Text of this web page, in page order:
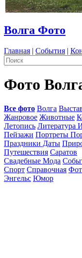
Волга Фото
Главная | События |
Фото
Все фото Волга
Жанровое Животные
Летопись Литература
Пейзажи Портреты
Праздники Даты
Путешествия Саратов
Свадебные Мода
Спорт Справочная
Энгельс Юмор